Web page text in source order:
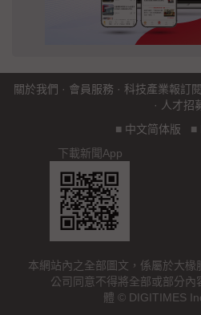
關於我們 · 會員服務 · 科技產業報訂閱
· 人才招
■ 中文简体版 ■
下載新聞App
本網站內之全部圖文，係屬於大
公司同意不得將全部或部分內
體 © DIGITIMES